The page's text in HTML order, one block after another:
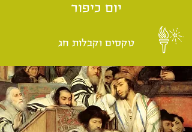
יום כיפור
טקסים וקבלות חג